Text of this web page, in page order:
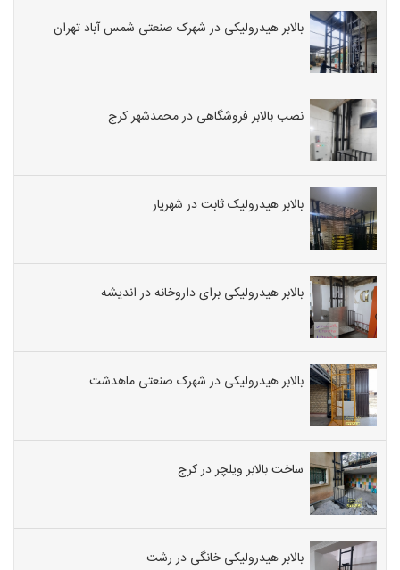
بالابر هیدرولیکی در شهرک صنعتی شمس آباد تهران
نصب بالابر فروشگاهی در محمدشهر کرج
بالابر هیدرولیک ثابت در شهریار
بالابر هیدرولیکی برای داروخانه در اندیشه
بالابر هیدرولیکی در شهرک صنعتی ماهدشت
ساخت بالابر ویلچر در کرج
بالابر هیدرولیکی خانگی در رشت